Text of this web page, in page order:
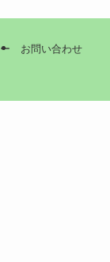
お問い合わせ